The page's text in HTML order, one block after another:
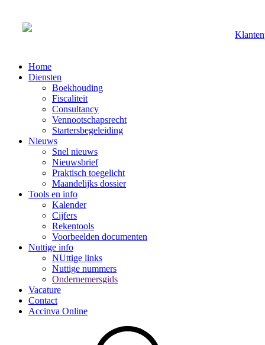
Home
Diensten
Boekhouding
Fiscaliteit
Consultancy
Vennootschapsrecht
Startersbegeleiding
Nieuws
Snel nieuws
Nieuwsbrief
Praktisch toegelicht
Maandelijks dossier
Tools en info
Kalender
Cijfers
Rekentools
Voorbeelden documenten
Nuttige info
NUttige links
Nuttige nummers
Ondernemersgids
Vacature
Contact
Accinva Online